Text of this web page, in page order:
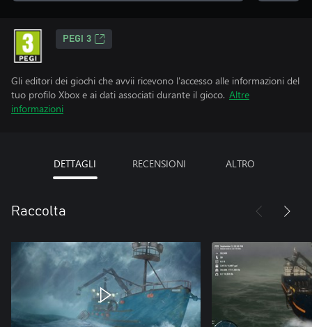
PEGI 3
Gli editori dei giochi che avvii ricevono l'accesso alle informazioni del
tuo profilo Xbox e ai dati associati durante il gioco. Altre
informazioni
DETTAGLI RECENSIONI ALTRO
Raccolta